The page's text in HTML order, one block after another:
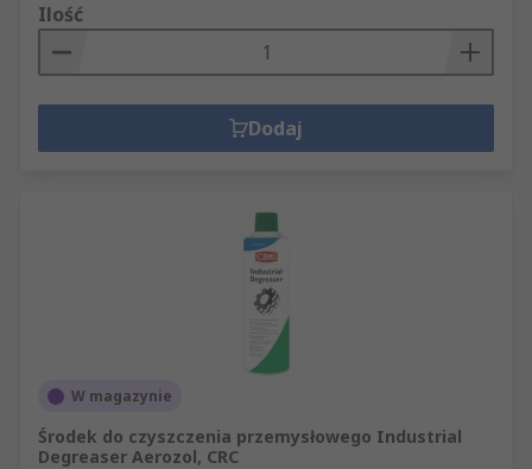
Ilość
Dodaj
W magazynie
Środek do czyszczenia przemysłowego Industrial
Degreaser Aerozol, CRC